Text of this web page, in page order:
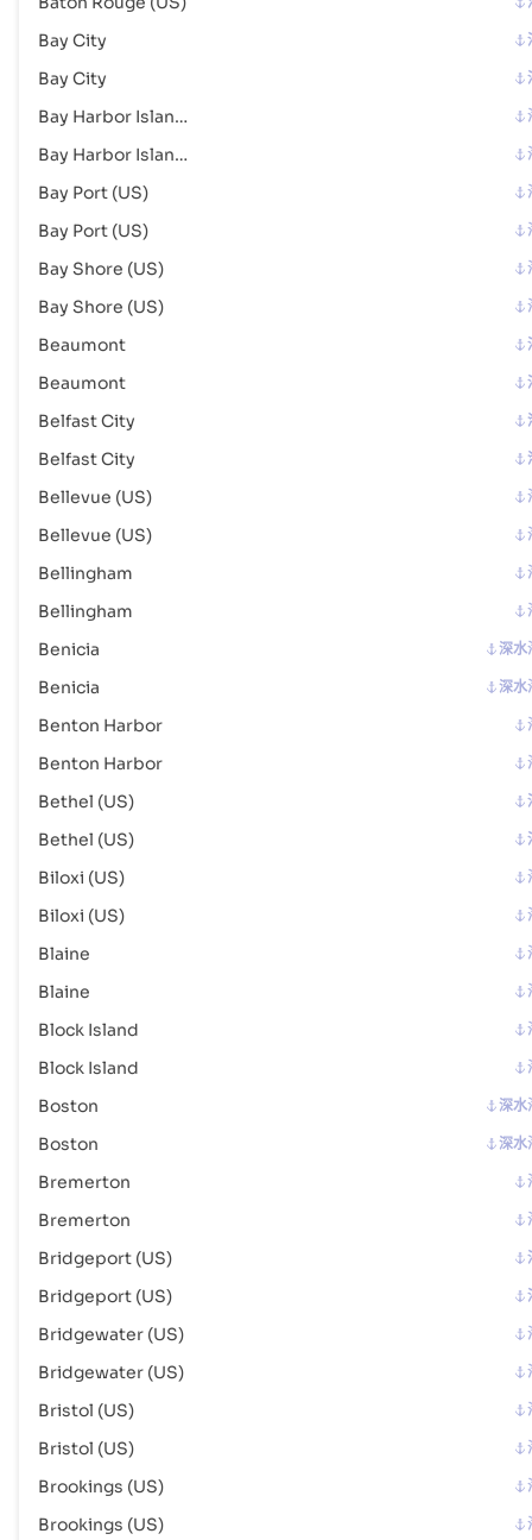
港口代码 :USCTD
Dana Point
地址 : Dana Point (USDPT), United States of America, usa
港口代码 : USDPT
Davenport
地址 : Davenport (USDVN), United States of America, usa
港口代码 :USDVN
Decatur
地址 :Decatur (USDCU), United States of America, usa
港口代码 :USDCU
Delaware City
地址 :Delaware City (USDCI), United States of America, usa
港口代码 :
De Tour Village
地址 :De Tour Village (USDT4), United States of America, usa
港口代码 :USDT4
Detroit , Michigan
地址 :Detroit , Michigan (USDET), Detroit, United States of
America
港口代码 :
Dillingham
地址 :Dillingham (USDLG), United States of America, usa
港口代码 :
Douglas
地址 : Douglas (USDOG), United States of America, usa
港口代码 :USDOG
Dubuque
地址 :Dubuque (USDBQ), United States of America, usa
港口代码 :USDBQ
Duluth Superior
Bay City
Bay City
Bay Harbor Islands
Bay Harbor Islands
Bay Port (US)
Bay Port (US)
Bay Shore (US)
Bay Shore (US)
Beaumont
Beaumont
Belfast City
Belfast City
Bellevue (US)
Bellevue (US)
Bellingham
Bellingham
Benicia 深水
Benicia 深水
Benton Harbor
Benton Harbor
Bethel (US)
Bethel (US)
Biloxi (US)
Biloxi (US)
Blaine
Blaine
Block Island
Block Island
Boston 深水
Boston 深水
Bremerton
Bremerton
Bridgeport (US)
Bridgeport (US)
Bridgewater (US)
Bridgewater (US)
Bristol (US)
Bristol (US)
Brookings (US)
Brookings (US)